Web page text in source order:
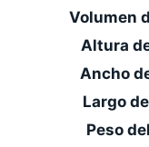
Volumen
Altura
Ancho
Largo
Peso